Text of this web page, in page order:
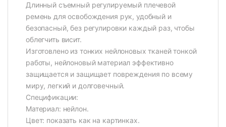
Длинный съемный регулируемый плечевой
ремень для освобождения рук, удобный и
безопасный, без регулировки каждый раз, чтобы
облегчить висит.
Изготовлено из тонких нейлоновых тканей тонкой
работы, нейлоновый материал эффективно
защищается и защищает повреждения по всему
миру, легкий и долговечный.
Спецификации:
Материал: нейлон.
Цвет: показать как на картинках.